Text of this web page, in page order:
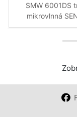
SMW 6001DS
mikrovlnná